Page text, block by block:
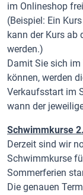
im Onlineshop
(Beispiel: Ein
kann der Kurs ab
werden.)
Damit Sie sich
können, werden
Verkaufsstart im
wann der
Schwimmkurse
Derzeit sind wir
Schwimmkurse
Sommerferien
Die genauen